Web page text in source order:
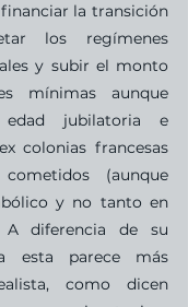
la transición
los regímenes
y subir el monto
mínimas aunque
jubilatoria e
colonias francesas
(aunque
y no tanto en
A diferencia de su
esta parece más
como dicen